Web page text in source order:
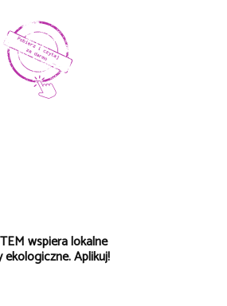
wspiera lokalne
Aplikuj!